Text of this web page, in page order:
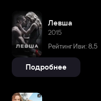
Левша
2015
Рейтинг Иви: 8,5
Подробнее